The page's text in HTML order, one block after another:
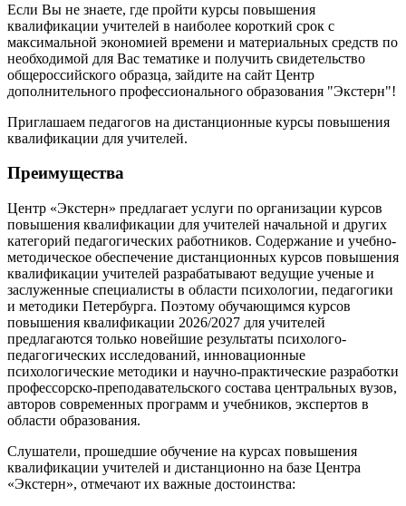
Если Вы не знаете, где пройти курсы повышения
квалификации учителей в наиболее короткий срок с
максимальной экономией времени и материальных средств по
необходимой для Вас тематике и получить свидетельство
общероссийского образца, зайдите на сайт Центр
дополнительного профессионального образования "Экстерн"!
Приглашаем педагогов на дистанционные курсы повышения
квалификации для учителей.
Преимущества
Центр «Экстерн» предлагает услуги по организации курсов
повышения квалификации для учителей начальной и других
категорий педагогических работников. Содержание и учебно-
методическое обеспечение дистанционных курсов повышения
квалификации учителей разрабатывают ведущие ученые и
заслуженные специалисты в области психологии, педагогики
и методики Петербурга. Поэтому обучающимся курсов
повышения квалификации 2026/2027 для учителей
предлагаются только новейшие результаты психолого-
педагогических исследований, инновационные
психологические методики и научно-практические разработки
профессорско-преподавательского состава центральных вузов,
авторов современных программ и учебников, экспертов в
области образования.
Слушатели, прошедшие обучение на курсах повышения
квалификации учителей и дистанционно на базе Центра
«Экстерн», отмечают их важные достоинства: